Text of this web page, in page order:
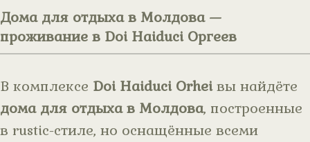
Дома для отдыха в Молдова —
проживание в Doi Haiduci Оргеев
В комплексе Doi Haiduci Orheiвы найдёте
дома для отдыха в Молдова, построенные
в rustic-стиле, но оснащённые всеми